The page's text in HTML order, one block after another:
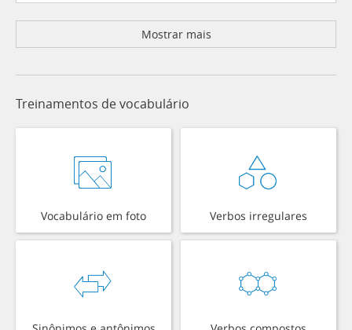
Mostrar mais
Treinamentos de vocabulário
Vocabulário em foto Verbos irregulares